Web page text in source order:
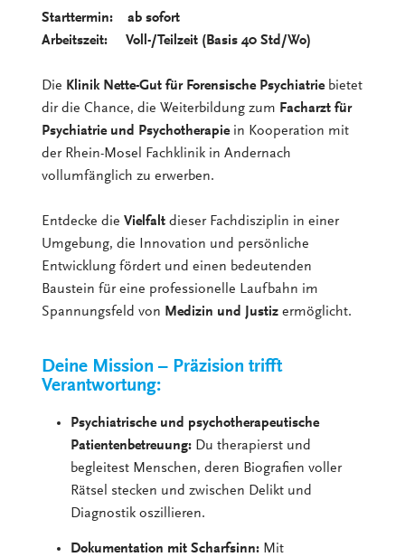
Starttermin: ab sofort
Arbeitszeit: Voll-/Teilzeit (Basis 40 Std/Wo)
Die Klinik Nette-Gut für Forensische Psychiatriebietet
dir die Chance, die Weiterbildung zum Facharzt für
Psychiatrie und Psychotherapiein Kooperation mit
der Rhein-Mosel Fachklinik in Andernach
vollumfänglich zu erwerben.
Entdecke dieVielfaltdieser Fachdisziplin in einer
Umgebung, die Innovation und persönliche
Entwicklung fördert und einen bedeutenden
Baustein für eine professionelle Laufbahn im
Spannungsfeld von Medizin und Justiz ermöglicht.
Deine Mission – Präzision trifft
Verantwortung:
Psychiatrische und psychotherapeutische
Patientenbetreuung: Du therapierst und
begleitest Menschen, deren Biografien voller
Rätsel stecken und zwischen Delikt und
Diagnostik oszillieren.
Dokumentation mit Scharfsinn: Mit